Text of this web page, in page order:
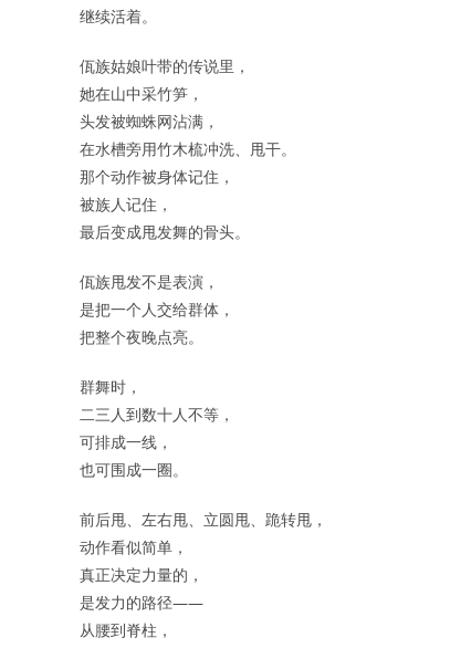
继续活着。
佤族姑娘叶带的传说里，
她在山中采竹笋，
头发被蜘蛛网沾满，
在水槽旁用竹木梳冲洗、甩干。
那个动作被身体记住，
被族人记住，
最后变成甩发舞的骨头。
佤族甩发不是表演，
是把一个人交给群体，
把整个夜晚点亮。
群舞时，
二三人到数十人不等，
可排成一线，
也可围成一圈。
前后甩、左右甩、立圆甩、跪转甩，
动作看似简单，
真正决定力量的，
是发力的路径——
从腰到脊柱，